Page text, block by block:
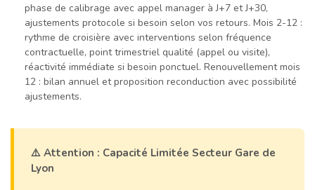
phase de calibrage avec appel manager à J+7 et J+30,
ajustements protocole si besoin selon vos retours. Mois 2-12 :
rythme de croisière avec interventions selon fréquence
contractuelle, point trimestriel qualité (appel ou visite),
réactivité immédiate si besoin ponctuel. Renouvellement mois
12 : bilan annuel et proposition reconduction avec possibilité
ajustements.
⚠️ Attention : Capacité Limitée Secteur Gare de
Lyon